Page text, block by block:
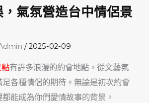
氣氛營造台中情侶景
/2025-02-09
有許多浪漫的約會地點。從文藝氛
足各種情侶的期待。無論是初次約會
能成為你們愛情故事的背景。